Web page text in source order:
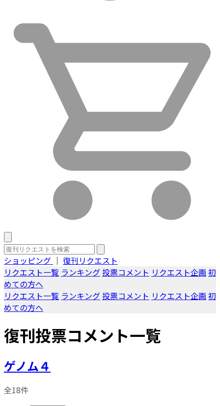
ショッピング ｜ 復刊リクエスト
リクエスト一覧 ランキング投票コメント リクエスト企画 初
めての方へ
リクエスト一覧 ランキング投票コメント リクエスト企画 初
めての方へ
復刊投票コメント一覧
ゲノム４
全18件